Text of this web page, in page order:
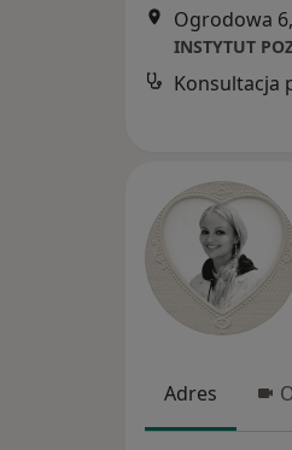
Ogrodowa
INSTYTUT
Konsultacja
Adres